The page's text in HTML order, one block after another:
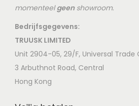
momenteelgeenshowroom.
Bedrijfsgegevens:
TRUUSK LIMITED
Unit 2904-05, 29/F, Universal Trade
3 Arbuthnot Road, Central
Hong Kong